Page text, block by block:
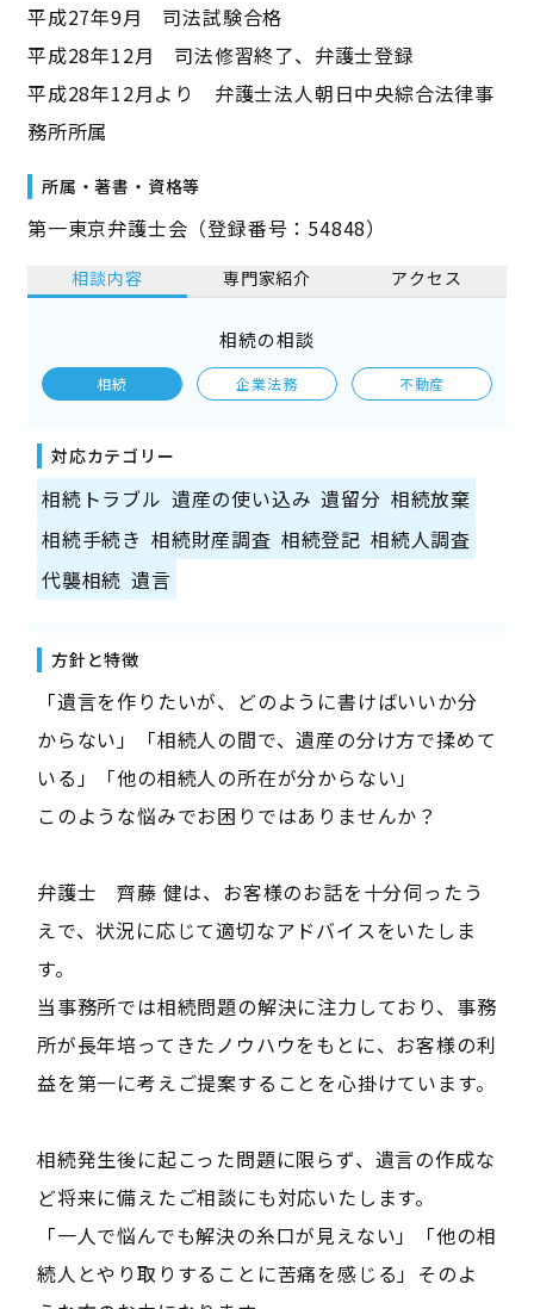
平成27年9月 司法試験合格
平成28年12月 司法修習終了、弁護士登録
平成28年12月より 弁護士法人朝日中央綜合法律事
務所所属
所属・著書・資格等
第一東京弁護士会（登録番号：54848）
相談内容 専門家紹介 アクセス
相続の相談
相続 企業法務 不動産
対応カテゴリー
相続トラブル 遺産の使い込み 遺留分 相続放棄
相続手続き 相続財産調査 相続登記 相続人調査
代襲相続 遺言
方針と特徴
「遺言を作りたいが、どのように書けばいいか分
からない」「相続人の間で、遺産の分け方で揉めて
いる」「他の相続人の所在が分からない」
このような悩みでお困りではありませんか？
弁護士 齊藤 健は、お客様のお話を十分伺ったう
えで、状況に応じて適切なアドバイスをいたしま
す。
当事務所では相続問題の解決に注力しており、事務
所が長年培ってきたノウハウをもとに、お客様の利
益を第一に考えご提案することを心掛けています。
相続発生後に起こった問題に限らず、遺言の作成な
ど将来に備えたご相談にも対応いたします。
「一人で悩んでも解決の糸口が見えない」「他の相
続人とやり取りすることに苦痛を感じる」そのよ